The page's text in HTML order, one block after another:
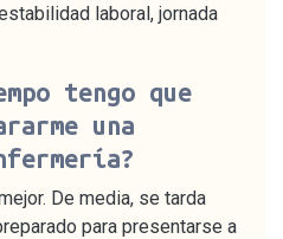
laboral, jornada
tengo que
una
De media, se tarda
para presentarse a